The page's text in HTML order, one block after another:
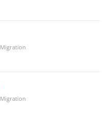
Migration
Migration